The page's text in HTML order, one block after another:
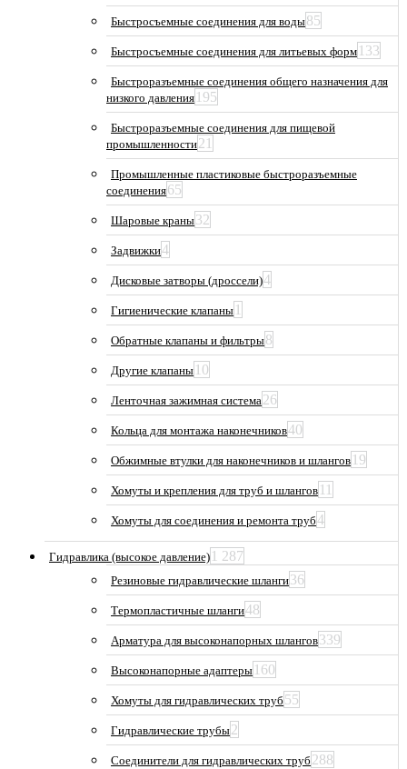
Быстросъемные соединения для воды85
Быстросъемные соединения для литьевых форм 133
Быстроразъемные соединения общего назначения для
низкого давления 195
Быстроразъемные соединения для пищевой
промышленности21
Промышленные пластиковые быстроразъемные
соединения65
Шаровые краны32
Задвижки4
Дисковые затворы (дроссели)4
Гигиенические клапаны 1
Обратные клапаны и фильтры8
Другие клапаны 10
Ленточная зажимная система26
Кольца для монтажа наконечников40
Обжимные втулки для наконечников и шлангов 19
Хомуты и крепления для труб и шлангов 11
Хомуты для соединения и ремонта труб4
Гидравлика (высокое давление) 1 287
Резиновые гидравлические шланги36
Термопластичные шланги48
Арматура для высоконапорных шлангов339
Высоконапорные адаптеры 160
Хомуты для гидравлических труб 55
Гидравлические трубы2
Соединители для гидравлических труб 288